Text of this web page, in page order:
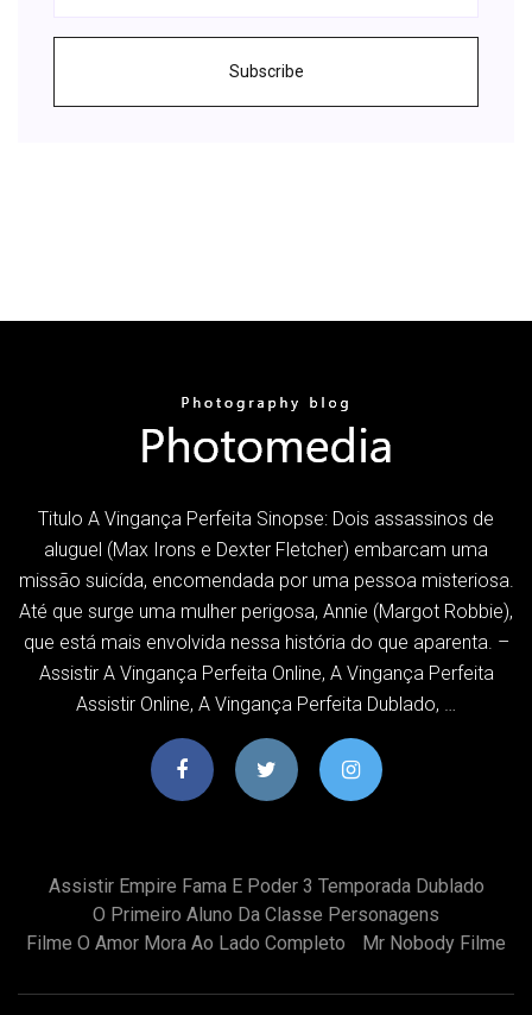
Subscribe
Titulo A Vingança Perfeita Sinopse: Dois assassinos de
aluguel (Max Irons e Dexter Fletcher) embarcam uma
missão suicída, encomendada por uma pessoa misteriosa.
Até que surge uma mulher perigosa, Annie (Margot Robbie),
que está mais envolvida nessa história do que aparenta. –
Assistir A Vingança Perfeita Online, A Vingança Perfeita
Assistir Online, A Vingança Perfeita Dublado, …
Assistir Empire Fama E Poder 3 Temporada Dublado
O Primeiro Aluno Da Classe Personagens
Filme O Amor Mora Ao Lado Completo
Mr Nobody Filme